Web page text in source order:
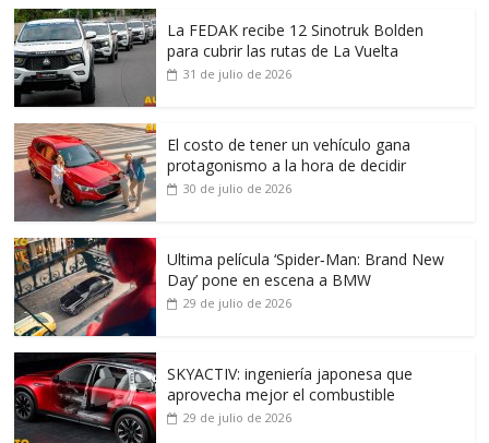
La FEDAK recibe 12 Sinotruk Bolden
para cubrir las rutas de La Vuelta
31 de julio de 2026
El costo de tener un vehículo gana
protagonismo a la hora de decidir
30 de julio de 2026
Ultima película ‘Spider‑Man: Brand New
Day’ pone en escena a BMW
29 de julio de 2026
SKYACTIV: ingeniería japonesa que
aprovecha mejor el combustible
29 de julio de 2026